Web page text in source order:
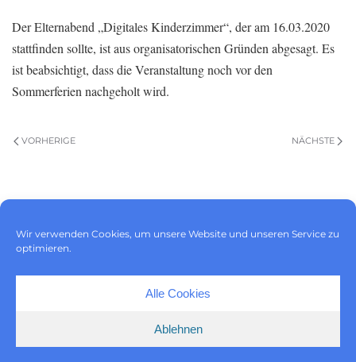
Wir verwenden Cookies, um unsere Website und unseren Service zu
optimieren.
Alle Cookies
Ablehnen
Der Elternabend „Digitales Kinderzimmer“, der am 16.03.2020
stattfinden sollte, ist aus organisatorischen Gründen abgesagt. Es
ist beabsichtigt, dass die Veranstaltung noch vor den
Sommerferien nachgeholt wird.
VORHERIGE NÄCHSTE
Cookie-Richtlinie (EU)